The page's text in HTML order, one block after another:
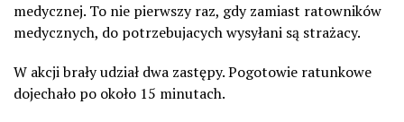
medycznej. To nie pierwszy raz, gdy zamiast ratowników
medycznych, do potrzebujacych wysyłani są strażacy.
W akcji brały udział dwa zastępy. Pogotowie ratunkowe
dojechało po około 15 minutach.